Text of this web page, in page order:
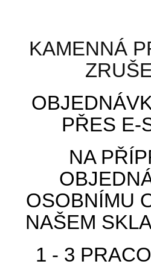
Rukavice ZORO,
Rukavice ZORO, kombinované, vel.
KAMENNÁ
PŘES E-
NA
OSOBNÍMU
NAŠEM
1 - 3